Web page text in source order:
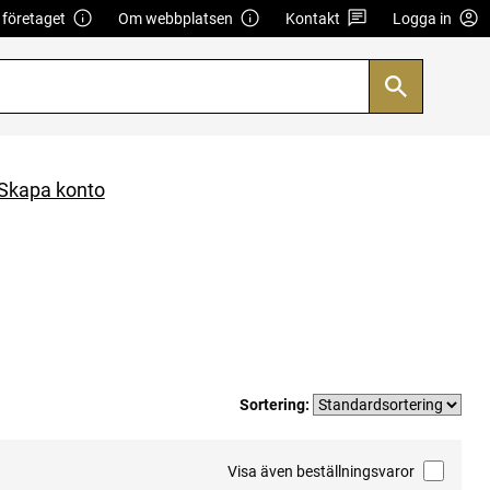
företaget Om webbplatsen Kontakt Logga in
konto
Sortering:
Visa även beställningsvaror